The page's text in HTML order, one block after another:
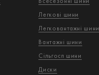
Легкові шини
Легковантажнi шини
Вантажнi шини
Сільгосп шини
Диски